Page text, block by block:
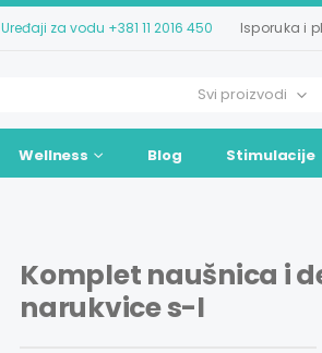
Uređaji za vodu +381 11 2016 450 Isporuka i
Wellness Blog Stimulacije
Komplet naušnica i
narukvice s-l